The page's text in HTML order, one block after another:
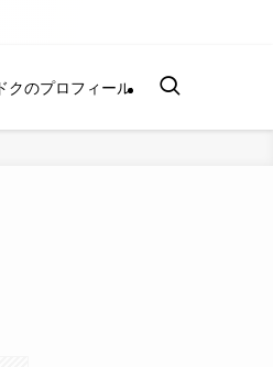
ドクのプロフィール